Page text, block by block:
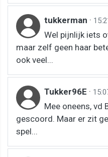
tukkerman ·
Wel pijnlijk iets
maar zelf geen haar
ook veel...
Tukker96E ·
Mee oneens, vd
gescoord. Maar er zit
spel...